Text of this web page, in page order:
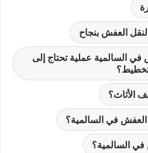
العفش بنجاح
في السالمية عملية تحتاج إلى
الأثاث؟
في السالمية؟
السالمية؟